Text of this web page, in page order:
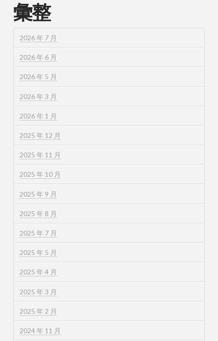
彙整
2026 年 7 月
2026 年 6 月
2026 年 5 月
2026 年 3 月
2026 年 1 月
2025 年 12 月
2025 年 11 月
2025 年 10 月
2025 年 9 月
2025 年 8 月
2025 年 7 月
2025 年 5 月
2025 年 4 月
2025 年 3 月
2025 年 2 月
2024 年 11 月